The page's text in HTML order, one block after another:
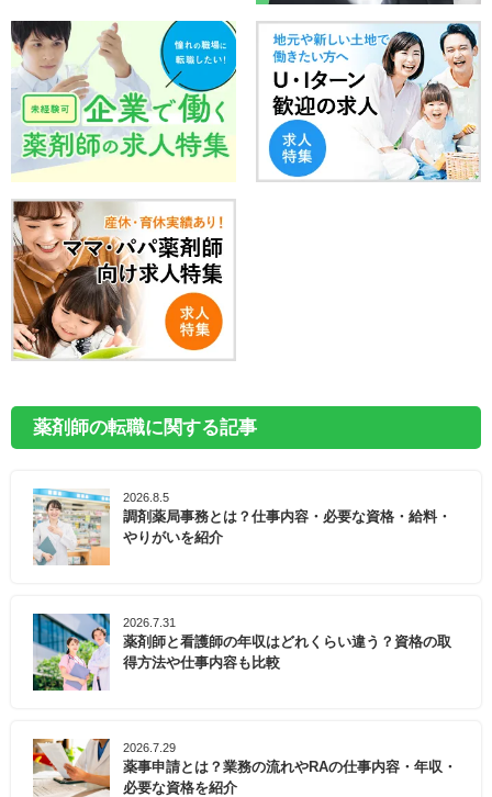
薬剤師の転職に関する記事
2026.8.5
調剤薬局事務とは？仕事内容・必要な資格・給料・
やりがいを紹介
2026.7.31
薬剤師と看護師の年収はどれくらい違う？資格の取
得方法や仕事内容も比較
2026.7.29
薬事申請とは？業務の流れやRAの仕事内容・年収・
必要な資格を紹介